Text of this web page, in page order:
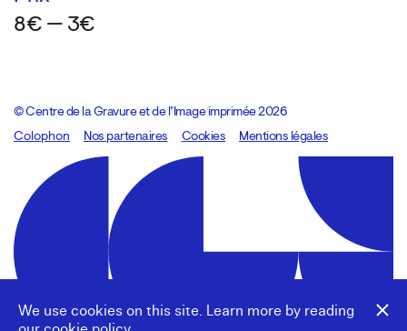
We use cookies on this site. Learn more by reading
8€ — 3€
© Centre de la Gravure et de l’Image imprimée 2026
Colophon
Design:Marcel Kaczmarek, code:8080.studio
Nos partenaires Cookies Mentions légales